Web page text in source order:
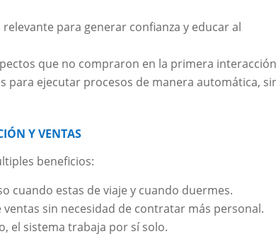
para generar confianza y educar al
que no compraron en la primera
para ejecutar procesos de manera automática,
Y VENTAS
beneficios:
cuando estas de viaje y cuando duermes.
sin necesidad de contratar más personal.
el sistema trabaja por sí solo.